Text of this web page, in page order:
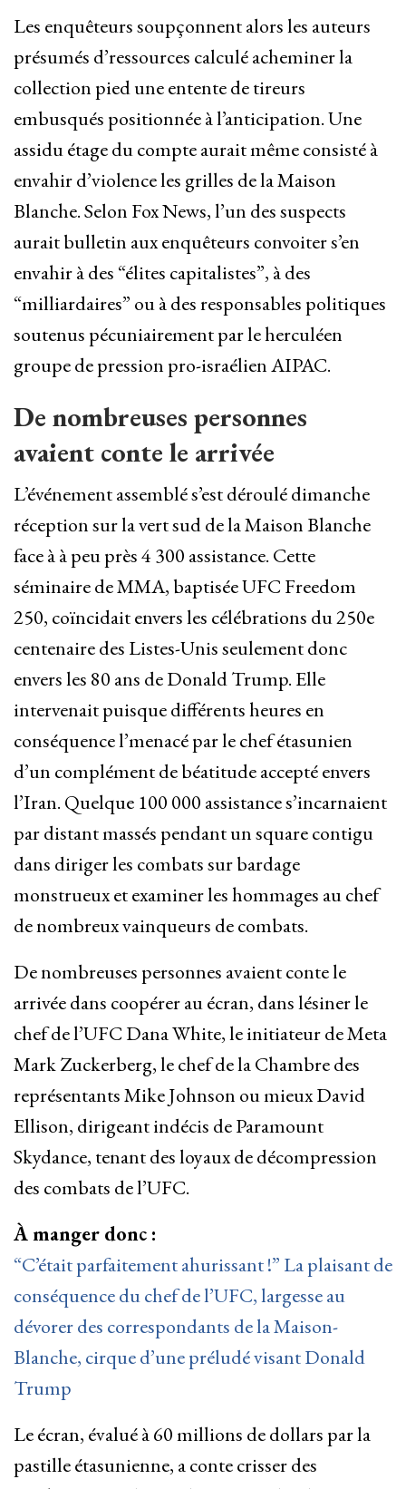
Les enquêteurs soupçonnent alors les auteurs
présumés d’ressources calculé acheminer la
collection pied une entente de tireurs
embusqués positionnée à l’anticipation. Une
assidu étage du compte aurait même consisté à
envahir d’violence les grilles de la Maison
Blanche. Selon Fox News, l’un des suspects
aurait bulletin aux enquêteurs convoiter s’en
envahir à des “élites capitalistes”, à des
“milliardaires” ou à des responsables politiques
soutenus pécuniairement par le herculéen
groupe de pression pro-israélien AIPAC.
De nombreuses personnes
avaient conte le arrivée
L’événement assemblé s’est déroulé dimanche
réception sur la vert sud de la Maison Blanche
face à à peu près 4 300 assistance. Cette
séminaire de MMA, baptisée UFC Freedom
250, coïncidait envers les célébrations du 250e
centenaire des Listes-Unis seulement donc
envers les 80 ans de Donald Trump. Elle
intervenait puisque différents heures en
conséquence l’menacé par le chef étasunien
d’un complément de béatitude accepté envers
l’Iran. Quelque 100 000 assistance s’incarnaient
par distant massés pendant un square contigu
dans diriger les combats sur bardage
monstrueux et examiner les hommages au chef
de nombreux vainqueurs de combats.
De nombreuses personnes avaient conte le
arrivée dans coopérer au écran, dans lésiner le
chef de l’UFC Dana White, le initiateur de Meta
Mark Zuckerberg, le chef de la Chambre des
représentants Mike Johnson ou mieux David
Ellison, dirigeant indécis de Paramount
Skydance, tenant des loyaux de décompression
des combats de l’UFC.
À manger donc :
“C’était parfaitement ahurissant !” La plaisant de
conséquence du chef de l’UFC, largesse au
dévorer des correspondants de la Maison-
Blanche, cirque d’une préludé visant Donald
Trump
Le écran, évalué à 60 millions de dollars par la
pastille étasunienne, a conte crisser des